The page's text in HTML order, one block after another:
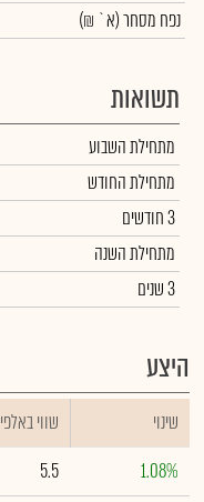
נפח מסחר(א` ₪)
תשואות
מתחילת השבוע
מתחילת החודש
3 חודשים
מתחילת השנה
3 שנים
היצע
שינוי ₪ שווי באלפי
1.08%
5.5